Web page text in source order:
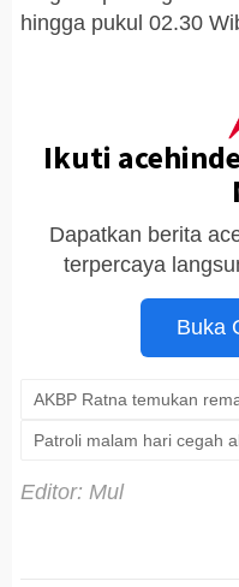
hingga pukul 02.30
Ikuti
Dapatkan berita
terpercaya
Buka
AKBP Ratna temukan
Patroli malam hari cegah
Editor: Mul